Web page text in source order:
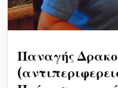
Παναγής